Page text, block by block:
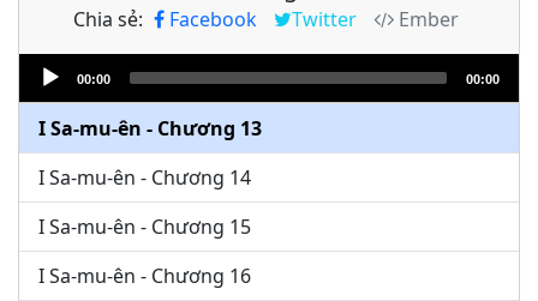
Chia sẻ: Facebook Twitter
Ember
Audio
Player
00:00 00:00
I Sa-mu-ên - Chương 11
I Sa-mu-ên - Chương 12
I Sa-mu-ên - Chương 13
I Sa-mu-ên - Chương 14
I Sa-mu-ên - Chương 15
I Sa-mu-ên - Chương 16